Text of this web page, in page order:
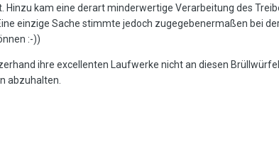
kam eine derart minderwertige Verarbeitung des
einzige Sache stimmte jedoch zugegebenermaßen bei
:-))
ihre excellenten Laufwerke nicht an diesen
abzuhalten.